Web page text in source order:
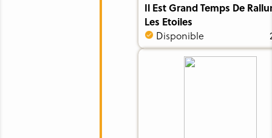
Il Est Grand Temps De
Les Etoiles
Disponible